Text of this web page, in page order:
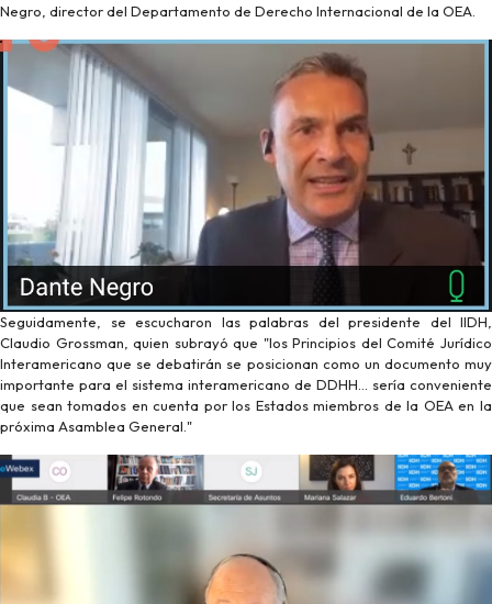
Negro, director del Departamento de Derecho Internacional de la OEA.
Seguidamente, se escucharon las palabras del presidente del IIDH,
Claudio Grossman, quien subrayó que "los Principios del Comité Jurídico
Interamericano que se debatirán se posicionan como un documento muy
importante para el sistema interamericano de DDHH... sería conveniente
que sean tomados en cuenta por los Estados miembros de la OEA en la
próxima Asamblea General."